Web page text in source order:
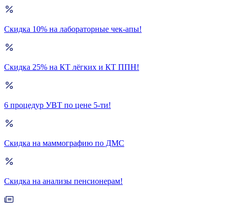
Скидка 10% на лабораторные чек-апы!
Скидка 25% на КТ лёгких и КТ ППН!
6 процедур УВТ по цене 5-ти!
Скидка на маммографию по ДМС
Скидка на анализы пенсионерам!